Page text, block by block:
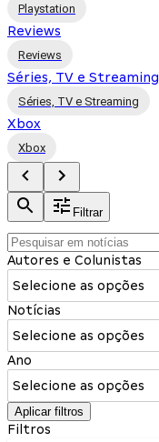
Playstation
Reviews
Reviews
Séries, TV e Streaming
Séries, TV e Streaming
Xbox
Xbox
Filtrar
Autores e Colunistas
Selecione as opções
Notícias
Selecione as opções
Ano
Selecione as opções
Aplicar filtros
Filtros